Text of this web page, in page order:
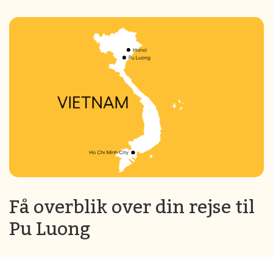
Få overblik over din rejse til
Pu Luong